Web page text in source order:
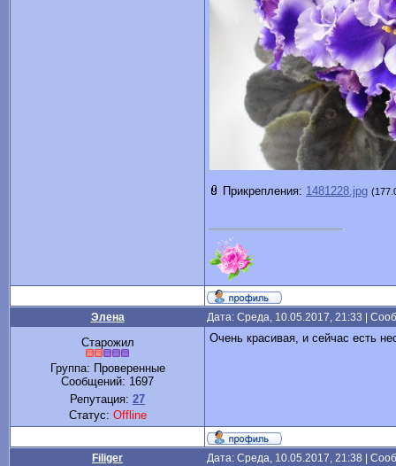
Прикрепления: 1481228.jpg
Элена Дата: Среда, 10.05.2017, 21:33 |
Старожил
Группа: Проверенные
Сообщений: 1697
Репутация: 27
Статус: Offline
Очень красивая, и сейчас есть
Filiger Дата: Среда, 10.05.2017, 21:38 |